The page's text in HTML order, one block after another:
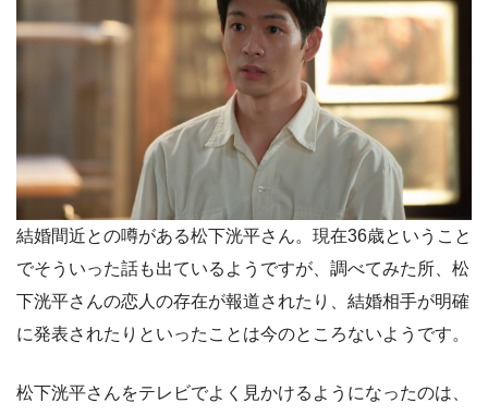
結婚間近との噂がある松下洸平さん。現在36歳ということ
でそういった話も出ているようですが、調べてみた所、松
下洸平さんの恋人の存在が報道されたり、結婚相手が明確
に発表されたりといったことは今のところないようです。
松下洸平さんをテレビでよく見かけるようになったのは、